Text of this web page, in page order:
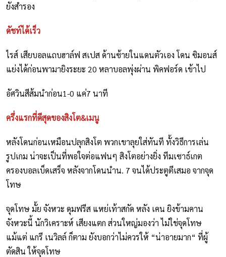
ยังสำรอง
ดัชท์ได้เร็ว
ไรส์ เสียบอลแถบฮาล์ฟ สเปส ด้านซ้ายในแดนตัวเอง โดน ซิมอนส์
แย่งได้ก่อนพามายิงระยะ 20 หลาบอลพุ่งผ่าน พิคฟอร์ด เข้าไป
อัศวินสีส้มนำก่อน1-0 แค่7 นาที
ครึ่งแรกที่ดีสุดของสิงโต&เมนู
หลังโดนก่อนเหมือนปลุกสิงโต พวกเขาลุยใส่ทันที ทั้งวิธีการเล่น
รูปเกม น่าจะเป็นที่พอใจต่อแฟนๆ สิงโตอย่างยิ่ง ทีมเซาธ์เกต
ครองบอลเบ็ดเสร็จ หลังจากโดนนำน. 7 จนได้ประตูตีเสมอ จากจุด
โทษ
จุดโทษ มั้ย จังหวะ ดุมฟรีส แหย่เท้าสกัด หลัง เคน ยิงข้ามคาน
จังหวะนี้ นักวิเคราะห์ เสียงแตก ส่วนใหญ่มองว่า ไม่ใช่จุดโทษ
แม้แต่ แกรี เนวิลล์ ก็ตาม ยังบอกว่าไม่ควรให้ “น่าอายมาก“ ที่ผู้
ตัดสิน ให้จุดโทษ